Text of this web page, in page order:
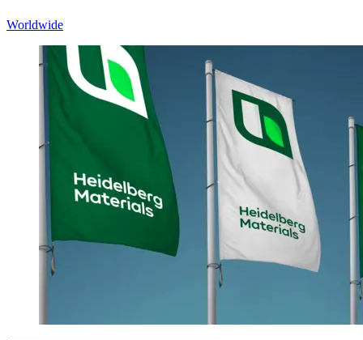
Worldwide